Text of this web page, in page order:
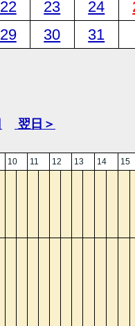
22 23 24
29 30 31
翌日＞
10 11 12 13 14 15